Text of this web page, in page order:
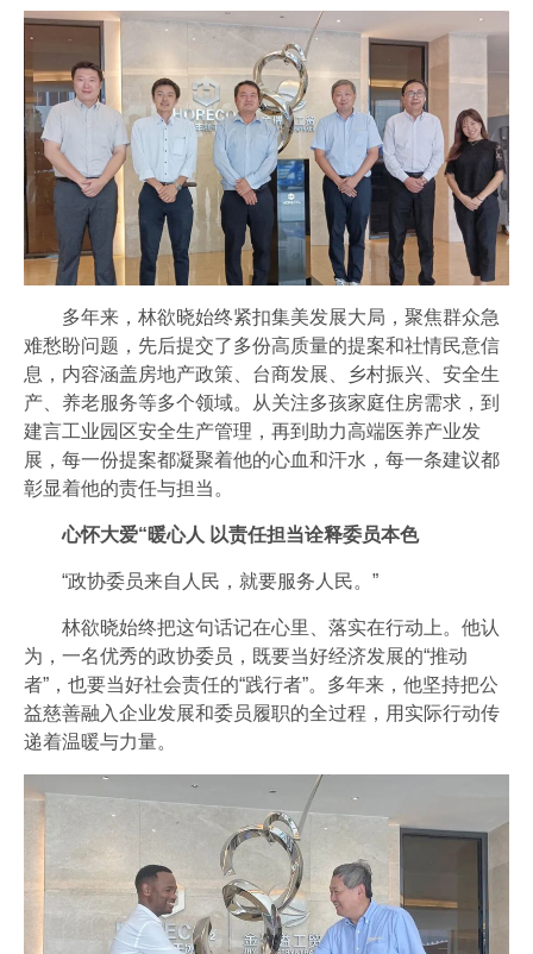
多年来，林欲晓始终紧扣集美发展大局，聚焦群众急
难愁盼问题，先后提交了多份高质量的提案和社情民意信
息，内容涵盖房地产政策、台商发展、乡村振兴、安全生
产、养老服务等多个领域。从关注多孩家庭住房需求，到
建言工业园区安全生产管理，再到助力高端医养产业发
展，每一份提案都凝聚着他的心血和汗水，每一条建议都
彰显着他的责任与担当。
心怀大爱“暖心人 以责任担当诠释委员本色
“政协委员来自人民，就要服务人民。”
林欲晓始终把这句话记在心里、落实在行动上。他认
为，一名优秀的政协委员，既要当好经济发展的“推动
者”，也要当好社会责任的“践行者”。多年来，他坚持把公
益慈善融入企业发展和委员履职的全过程，用实际行动传
递着温暖与力量。